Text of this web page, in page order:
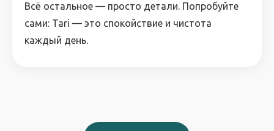
Всё остальное — просто детали. Попробуйте
сами: Tari — это спокойствие и чистота
каждый день.